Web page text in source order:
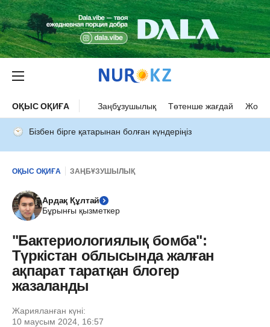
ОҚЫС ОҚИҒА Заңбұзушылық Төтенше жағдай Жол
Бізбен бірге қатарынан болған күндеріңіз
ОҚЫС ОҚИҒА ЗАҢБҰЗУШЫЛЫҚ
Ардақ Құлтай
Бұрынғы қызметкер
"Бактериологиялық бомба":
Түркістан облысында жалған
ақпарат таратқан блогер
жазаланды
Жарияланған күні:
10 маусым 2024, 16:57